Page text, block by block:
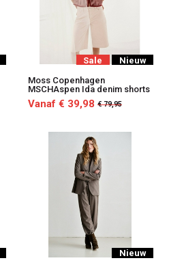
Sale
Nieuw
Moss Copenhagen
MSCHAspen Ida denim shorts
Vanaf € 39,98 € 79,95
Nieuw